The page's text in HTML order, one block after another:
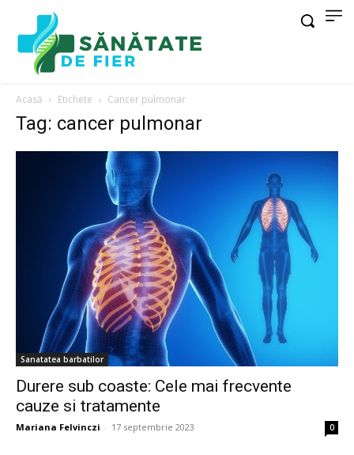
Acasă Etichete Cancer pulmonar
Tag: cancer pulmonar
Sanatatea barbatilor
Durere sub coaste: Cele mai frecvente
cauze si tratamente
Mariana Felvinczi - 17 septembrie 2023 0